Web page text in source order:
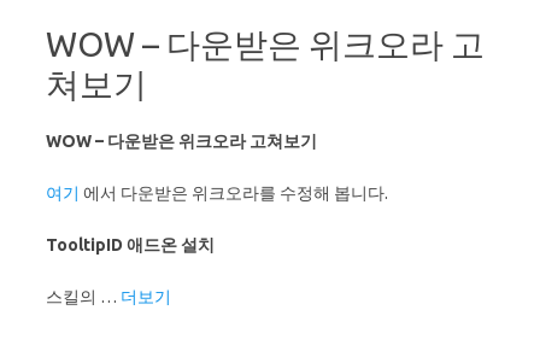
WOW – 다운받은 위크오라 고
쳐보기
WOW – 다운받은 위크오라 고쳐보기
여기 에서 다운받은 위크오라를 수정해 봅니다.
TooltipID 애드온 설치
스킬의 … 더보기